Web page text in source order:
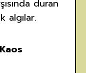
duran
algılar.